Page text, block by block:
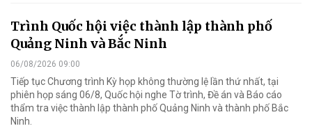
Trình Quốc hội việc thành lập thành phố
Quảng Ninh và Bắc Ninh
06/08/2026 09:00
Tiếp tục Chương trình Kỳ họp không thường lệ lần thứ nhất, tại
phiên họp sáng 06/8, Quốc hội nghe Tờ trình, Đề án và Báo cáo
thẩm tra việc thành lập thành phố Quảng Ninh và thành phố Bắc
Ninh.